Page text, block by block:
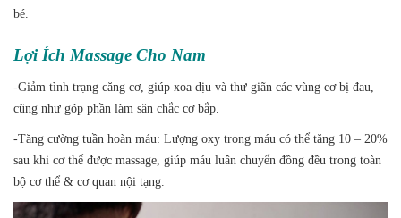
bé.
Lợi Ích Massage Cho Nam
-Giảm tình trạng căng cơ, giúp xoa dịu và thư giãn các vùng cơ bị đau,
cũng như góp phần làm săn chắc cơ bắp.
-Tăng cường tuần hoàn máu: Lượng oxy trong máu có thể tăng 10 – 20%
sau khi cơ thể được massage, giúp máu luân chuyển đồng đều trong toàn
bộ cơ thể & cơ quan nội tạng.